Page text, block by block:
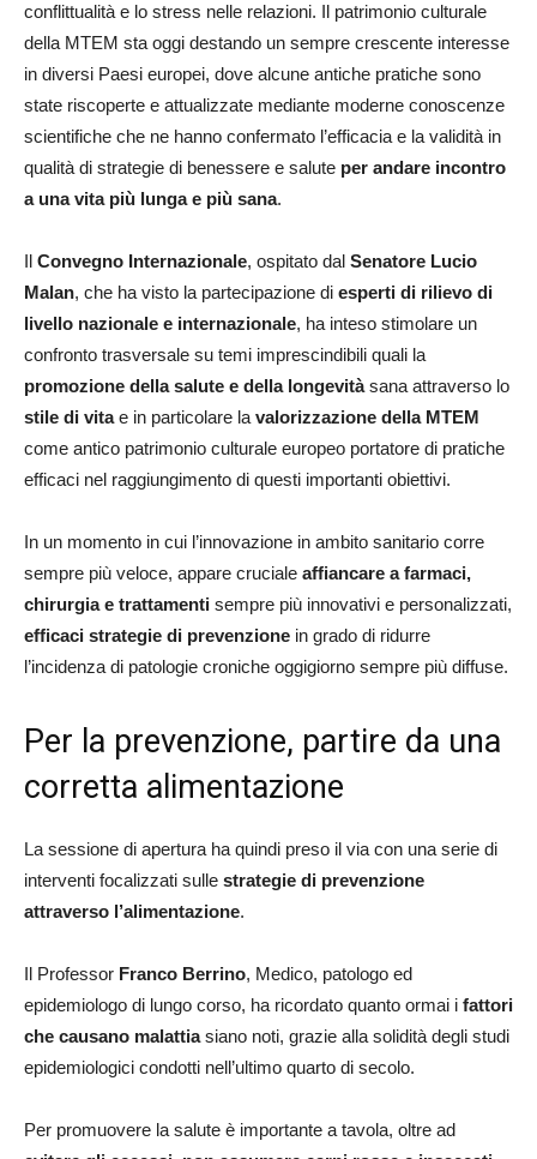
conflittualità e lo stress nelle relazioni. Il patrimonio culturale
della MTEM sta oggi destando un sempre crescente interesse
in diversi Paesi europei, dove alcune antiche pratiche sono
state riscoperte e attualizzate mediante moderne conoscenze
scientifiche che ne hanno confermato l’efficacia e la validità in
qualità di strategie di benessere e salute per andare incontro
a una vita più lunga e più sana.
Il Convegno Internazionale, ospitato dal Senatore Lucio
Malan, che ha visto la partecipazione di esperti di rilievo di
livello nazionale e internazionale, ha inteso stimolare un
confronto trasversale su temi imprescindibili quali la
promozione della salute e della longevitàsana attraverso lo
stile di vitae in particolare la valorizzazione della MTEM
come antico patrimonio culturale europeo portatore di pratiche
efficaci nel raggiungimento di questi importanti obiettivi.
In un momento in cui l’innovazione in ambito sanitario corre
sempre più veloce, appare cruciale affiancare a farmaci,
chirurgia e trattamenti sempre più innovativi e personalizzati,
efficaci strategie di prevenzione in grado di ridurre
l’incidenza di patologie croniche oggigiorno sempre più diffuse.
Per la prevenzione, partire da una
corretta alimentazione
La sessione di apertura ha quindi preso il via con una serie di
interventi focalizzati sulle strategie di prevenzione
attraverso l’alimentazione.
Il Professor Franco Berrino, Medico, patologo ed
epidemiologo di lungo corso, ha ricordato quanto ormai i fattori
che causano malattiasiano noti, grazie alla solidità degli studi
epidemiologici condotti nell’ultimo quarto di secolo.
Per promuovere la salute è importante a tavola, oltre ad